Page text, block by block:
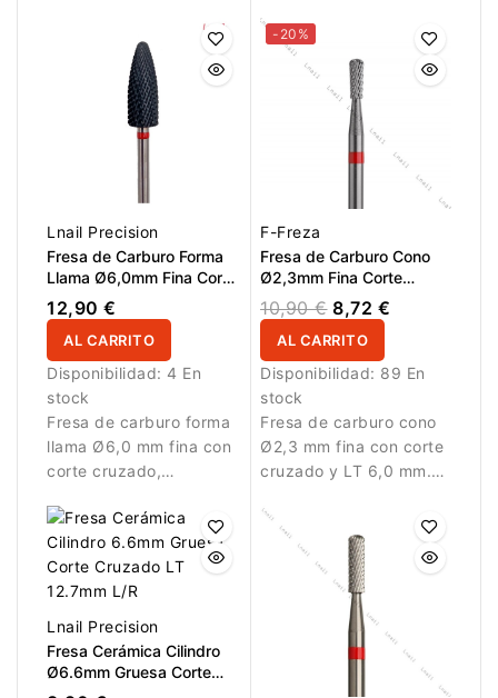
eliminación controlada
de material.
precisa de cutícula.
Lnail Precision
Fresa de Carburo Forma
Llama Ø6,0mm Fina Corte
Cruzado DLC LT 16,0mm
L/R
12,90 €
AL CARRITO
Disponibilidad: 4 En
stock
Fresa de carburo forma
llama Ø6,0 mm fina con
corte cruzado,
16,0 mm y L/R.
Diseñada para trabajos
de precisión y refinado
de gel y acrílico.
-20%
F-Freza
Fresa de Carburo Cono
Ø2,3mm Fina Corte
Cruzado LT 6,0mm
10,90 € 8,72 €
AL CARRITO
Disponibilidad: 89 En
stock
Fresa de carburo cono
Ø2,3 mm fina con corte
cruzado y LT 6,0 mm.
detallados.
Lnail Precision
Fresa Cerámica Cilindro
Ø6.6mm Gruesa Corte
Cruzado LT 12.7mm L/R